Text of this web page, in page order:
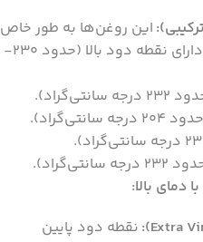
این روغن‌ها به طور خاص
برای سرخ کردن فرموله شده‌اند و دارای نقطه دود بالا (حدود 230-
دمای بالا:
نقطه دود پایین